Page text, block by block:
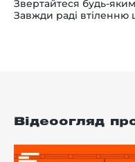
Звертайтеся будь-
Завжди раді втіленню
Відеоогляд